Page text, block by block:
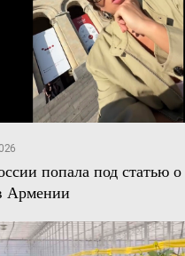
попала под статью
Армении